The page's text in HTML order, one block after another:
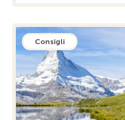
Consigli